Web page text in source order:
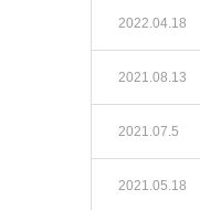
2022.04.18
2021.08.13
2021.07.5
2021.05.18